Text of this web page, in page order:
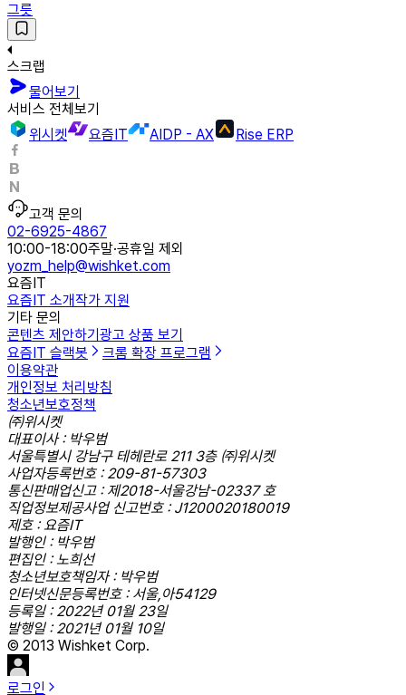
그릇
스크랩
물어보기
서비스 전체보기
위시켓
요즘IT AIDP - AX Rise ERP
고객 문의
02-6925-4867
10:00-18:00주말·공휴일 제외
yozm_help@wishket.com
요즘IT
요즘IT 소개작가 지원
기타 문의
콘텐츠 제안하기 광고 상품 보기
요즘IT 슬랙봇
크롬 확장 프로그램
이용약관
개인정보 처리방침
청소년보호정책
㈜위시켓
대표이사 : 박우범
서울특별시 강남구 테헤란로 211 3층 ㈜위시켓
사업자등록번호 : 209-81-57303
통신판매업신고 : 제2018-서울강남-02337 호
직업정보제공사업 신고번호 : J1200020180019
제호 : 요즘IT
발행인 : 박우범
편집인 : 노희선
청소년보호책임자 : 박우범
인터넷신문등록번호 : 서울,아54129
등록일 : 2022년 01월 23일
발행일 : 2021년 01월 10일
© 2013 Wishket Corp.
로그인